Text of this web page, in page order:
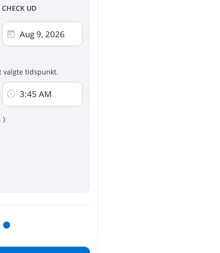
CHECK UD
valgte tidspunkt.
3:45 AM
)
AMEX
denne side accepterer du
om nye tjenester og